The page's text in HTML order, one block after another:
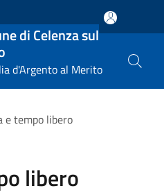
di Celenza sul
d'Argento al Merito
e tempo libero
libero